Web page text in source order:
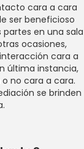
cara a cara
ser beneficioso
en una sala
ocasiones,
cara a
última instancia,
no cara a cara.
se brinden